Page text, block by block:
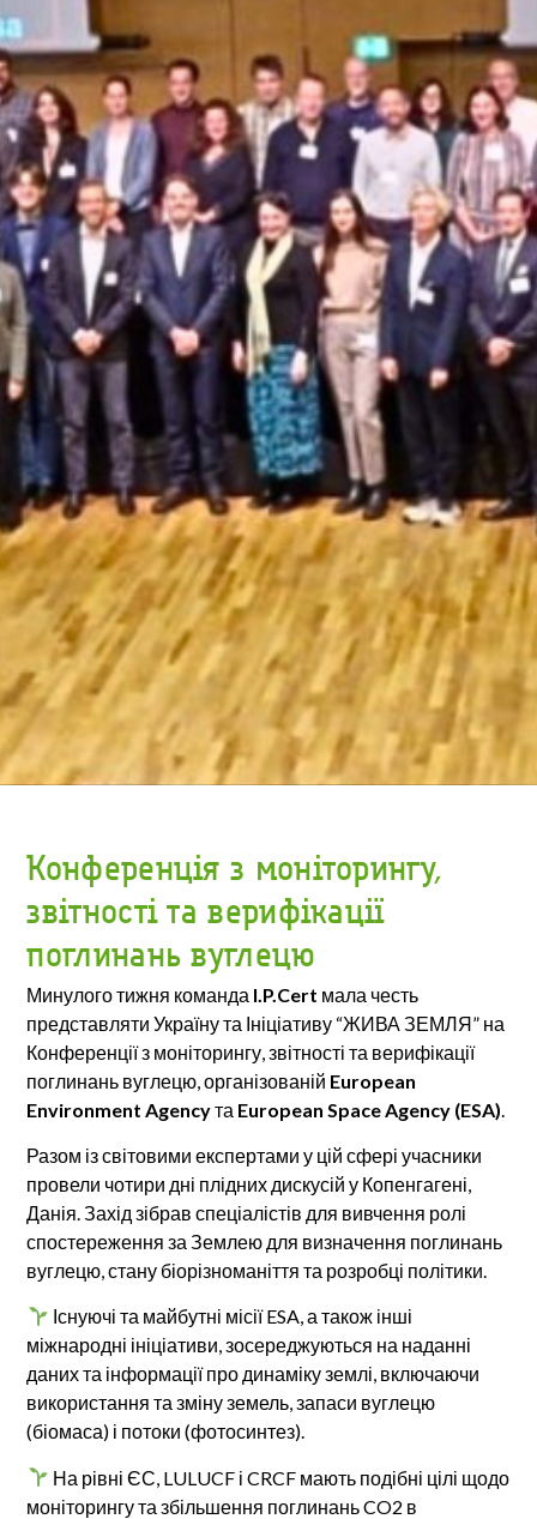
Конференція з моніторингу,
звітності та верифікації
поглинань вуглецю
Минулого тижня команда I.P.Cert мала честь
представляти Україну та Ініціативу “ЖИВА ЗЕМЛЯ” на
Конференції з моніторингу, звітності та верифікації
поглинань вуглецю, організованій European
Environment Agencyта European Space Agency (ESA)
Разом із світовими експертами у цій сфері учасники
провели чотири дні плідних дискусій у Копенгагені,
Данія. Захід зібрав спеціалістів для вивчення ролі
спостереження за Землею для визначення поглинань
вуглецю, стану біорізноманіття та розробці політики.
Існуючі та майбутні місії ESA, а також інші
міжнародні ініціативи, зосереджуються на наданні
даних та інформації про динаміку землі, включаючи
використання та зміну земель, запаси вуглецю
(біомаса) і потоки (фотосинтез).
На рівні ЄС, LULUCF і CRCF мають подібні цілі щодо
моніторингу та збільшення поглинань CO2 в